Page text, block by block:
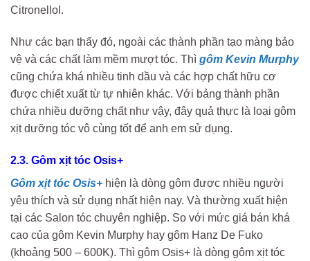
Citronellol.
Như các bạn thấy đó, ngoài các thành phần tạo màng bảo
vệ và các chất làm mềm mượt tóc. Thì gôm Kevin Murphy
cũng chứa khá nhiều tinh dầu và các hợp chất hữu cơ
được chiết xuất từ tự nhiên khác. Với bảng thành phần
chứa nhiều dưỡng chất như vậy, đây quả thực là loại gôm
xịt dưỡng tóc vô cùng tốt để anh em sử dụng.
2.3. Gôm xịt tóc Osis+
Gôm xịt tóc Osis+ hiện là dòng gôm được nhiều người
yêu thích và sử dụng nhất hiện nay. Và thường xuất hiện
tại các Salon tóc chuyên nghiệp. So với mức giá bán khá
cao của gôm Kevin Murphy hay gôm Hanz De Fuko
(khoảng 500 – 600K). Thì gôm Osis+ là dòng gôm xịt tóc